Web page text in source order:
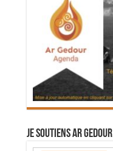
Je soutiens Ar Gedour